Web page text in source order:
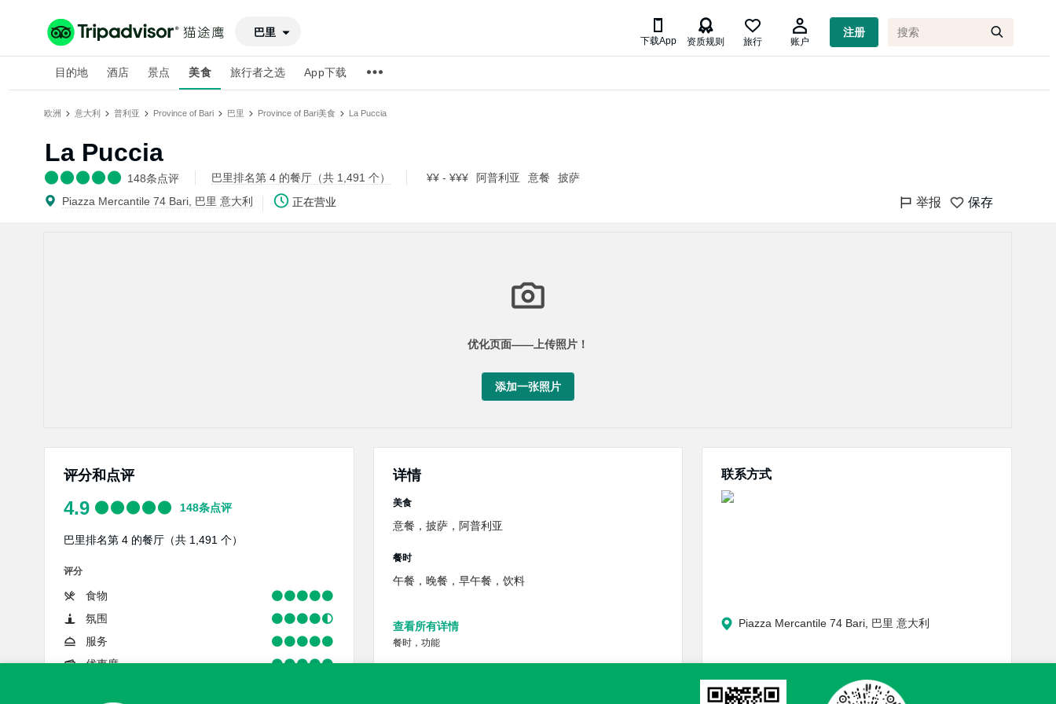
巴里 
下载App

资质规则 旅行 账户
注册
目的地 酒店 景点 美食 旅行者之选 App下载
欧洲 意大利 普利亚 Province of Bari 巴里 Province of Bari美食 La Puccia
La Puccia
148条点评 巴里排名第 4 的餐厅（共 1,491 个） ¥¥ - ¥¥¥ 阿普利亚 意餐 披萨
举报 保存
Piazza Mercantile 74 Bari, 巴里 意大利 正在营业
优化页面——上传照片！
添加一张照片
评分和点评
4.9 148条点评
巴里排名第 4 的餐厅（共 1,491 个）
评分
食物
氛围
服务
优惠度
详情
美食
意餐，披萨，阿普利亚
餐时
午餐，晚餐，早午餐，饮料
查看所有详情
餐时，功能
联系方式
Piazza Mercantile 74 Bari, 巴里 意大利